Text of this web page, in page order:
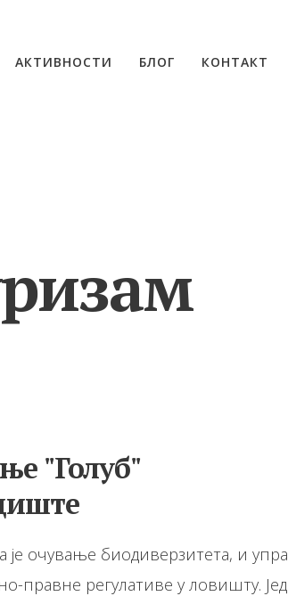
АКТИВНОСТИ БЛОГ КОНТАКТ
"Голуб"
биодиверзитета, и управљање
правне регулативе у ловишту.